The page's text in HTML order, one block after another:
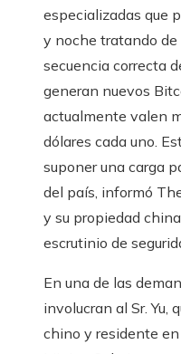
especializadas que
y noche tratando
secuencia correcta
generan nuevos
actualmente valen
dólares cada uno.
suponer una carga
del país, informó
y su propiedad
escrutinio de
En una de las
involucran al Sr. Yu,
chino y residente en